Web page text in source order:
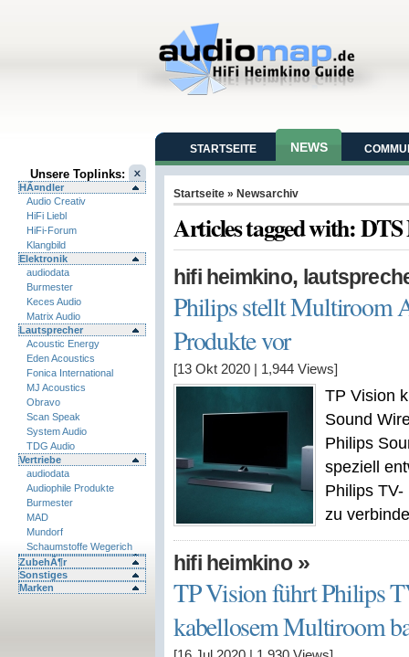
Unsere Toplinks:
HÃ¤ndler
Audio Creativ
HiFi Liebl
HiFi-Forum
Klangbild
Elektronik
audiodata
Burmester
Keces Audio
Matrix Audio
Lautsprecher
Acoustic Energy
Eden Acoustics
Fonica International
MJ Acoustics
Obravo
Scan Speak
System Audio
TDG Audio
Vertriebe
audiodata
Audiophile Produkte
Burmester
MAD
Mundorf
Schaumstoffe Wegerich
ZubehÃ¶r
Sonstiges
Marken
STARTSEITE NEWS
Startseite » Newsarchiv
Articles tagged with:
hifi heimkino,
Philips stellt Multiroom
Produkte vor
[13 Okt 2020 1,944 Views]
TP Vision
Sound
Philips
speziell
Philips
zu
hifi heimkino»
TP Vision führt Philips
kabellosem Multiroom